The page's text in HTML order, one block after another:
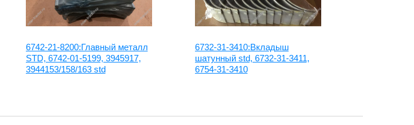
6742-21-8200:Главный металл
STD, 6742-01-5199, 3945917,
3944153/158/163 std
6732-31-3410:Вкладыш
шатунный std, 6732-31-3411,
6754-31-3410